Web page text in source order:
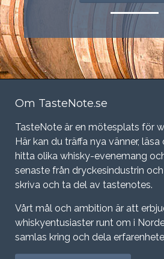
Om TasteNote.se
TasteNote är en mötesplats för
Här kan du träffa nya vänner,
hitta olika whisky-evenemang
senaste från dryckesindustrin
skriva och ta del av tastenotes.
Vårt mål och ambition är att
whiskyentusiaster runt om i
samlas kring och dela